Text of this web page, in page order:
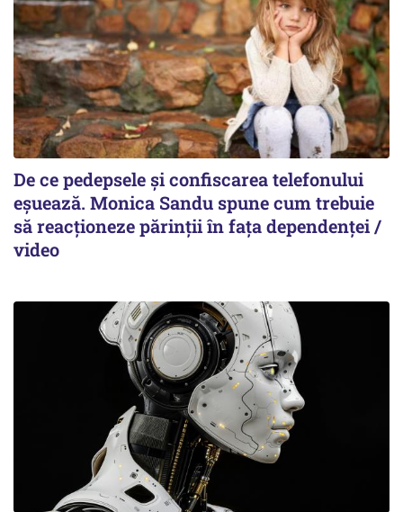
De ce pedepsele și confiscarea telefonului
eșuează. Monica Sandu spune cum trebuie
să reacționeze părinții în fața dependenței /
video